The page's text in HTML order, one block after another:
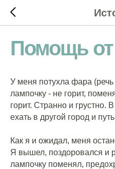
Помощь
У меня потухла фара
лампочку - не горит,
горит. Странно и грустно.
ехать в другой город и
Как я и ожидал, меня
Я вышел, поздоровался и
лампочку поменял,